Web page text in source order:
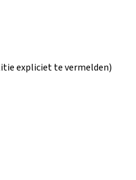
expliciet te vermelden)